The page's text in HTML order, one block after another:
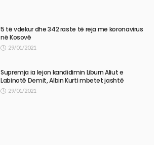
5 të vdekur dhe 342 raste të reja me koronavirus
në Kosovë
29/01/2021
Supremja ia lejon kandidimin Liburn Aliut e
Labinotë Demit, Albin Kurti mbetet jashtë
29/01/2021